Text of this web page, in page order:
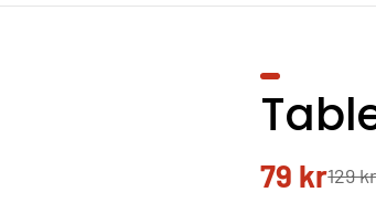
79 kr129